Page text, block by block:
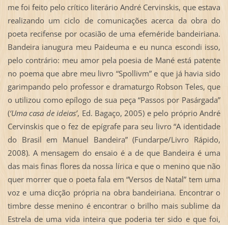
me foi feito pelo crítico literário André Cervinskis, que estava
realizando um ciclo de comunicações acerca da obra do
poeta recifense por ocasião de uma efeméride bandeiriana.
Bandeira ianugura meu Paideuma e eu nunca escondi isso,
pelo contrário: meu amor pela poesia de Mané está patente
no poema que abre meu livro “Spollivm” e que já havia sido
garimpando pelo professor e dramaturgo Robson Teles, que
o utilizou como epílogo de sua peça “Passos por Pasárgada”
(‘Uma casa de ideias’, Ed. Bagaço, 2005) e pelo próprio André
Cervinskis que o fez de epígrafe para seu livro “A identidade
do Brasil em Manuel Bandeira” (Fundarpe/Livro Rápido,
2008). A mensagem do ensaio é a de que Bandeira é uma
das mais finas flores da nossa lírica e que o menino que não
quer morrer que o poeta fala em “Versos de Natal” tem uma
voz e uma dicção própria na obra bandeiriana. Encontrar o
timbre desse menino é encontrar o brilho mais sublime da
Estrela de uma vida inteira que poderia ter sido e que foi,